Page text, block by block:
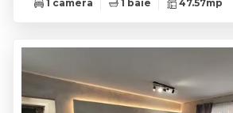
1 camera 1 baie 47.57mp